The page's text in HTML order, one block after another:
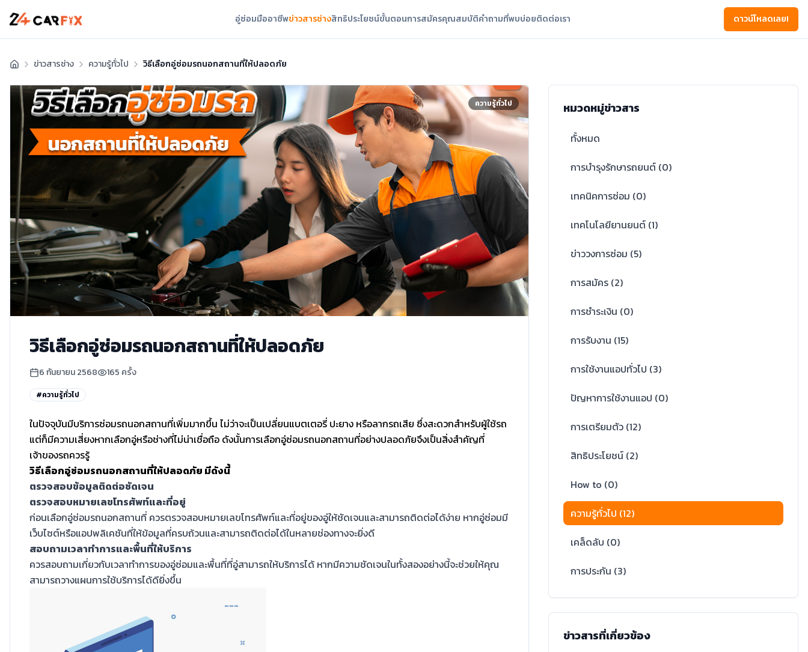
อู่ซ่อมมืออาชีพข่าวสารช่างสิทธิประโยชน์ขั้นตอนการสมัครคุณสมบัติคำถามที่พบบ่อยติดต่อเรา ดาวน์โหลดเลย!
ข่าวสารช่าง ความรู้ทั่วไป วิธีเลือกอู่ซ่อมรถนอกสถานที่ให้ปลอดภัย
ความรู้ทั่วไป
วิธีเลือกอู่ซ่อมรถนอกสถานที่ให้ปลอดภัย
6 กันยายน 2568 165 ครั้ง
#ความรู้ทั่วไป
ในปัจจุบันมีบริการซ่อมรถนอกสถานที่เพิ่มมากขึ้น ไม่ว่าจะเป็นเปลี่ยนแบตเตอรี่ ปะยาง หรือลากรถเสีย ซึ่งสะดวกสำหรับผู้ใช้รถ
แต่ก็มีความเสี่ยงหากเลือกอู่หรือช่างที่ไม่น่าเชื่อถือ ดังนั้นการเลือกอู่ซ่อมรถนอกสถานที่อย่างปลอดภัยจึงเป็นสิ่งสำคัญที่
เจ้าของรถควรรู้
วิธีเลือกอู่ซ่อมรถนอกสถานที่ให้ปลอดภัย มีดังนี้
ตรวจสอบข้อมูลติดต่อชัดเจน
ตรวจสอบหมายเลขโทรศัพท์และที่อยู่
ก่อนเลือกอู่ซ่อมรถนอกสถานที่ ควรตรวจสอบหมายเลขโทรศัพท์และที่อยู่ของอู่ให้ชัดเจนและสามารถติดต่อได้ง่าย หากอู่ซ่อมมี
เว็บไซต์หรือแอปพลิเคชันที่ให้ข้อมูลที่ครบถ้วนและสามารถติดต่อได้ในหลายช่องทางจะยิ่งดี
สอบถามเวลาทำการและพื้นที่ให้บริการ
ควรสอบถามเกี่ยวกับเวลาทำการของอู่ซ่อมและพื้นที่ที่อู่สามารถให้บริการได้ หากมีความชัดเจนในทั้งสองอย่างนี้จะช่วยให้คุณ
สามารถวางแผนการใช้บริการได้ดียิ่งขึ้น
หมวดหมู่ข่าวสาร
ทั้งหมด
การบำรุงรักษารถยนต์ (0)
เทคนิคการซ่อม (0)
เทคโนโลยียานยนต์ (1)
ข่าววงการซ่อม (5)
การสมัคร (2)
การชำระเงิน (0)
การรับงาน (15)
การใช้งานแอปทั่วไป (3)
ปัญหาการใช้งานแอป (0)
การเตรียมตัว (12)
สิทธิประโยชน์ (2)
How to (0)
ความรู้ทั่วไป (12)
เคล็ดลับ (0)
การประกัน (3)
ข่าวสารที่เกี่ยวข้อง